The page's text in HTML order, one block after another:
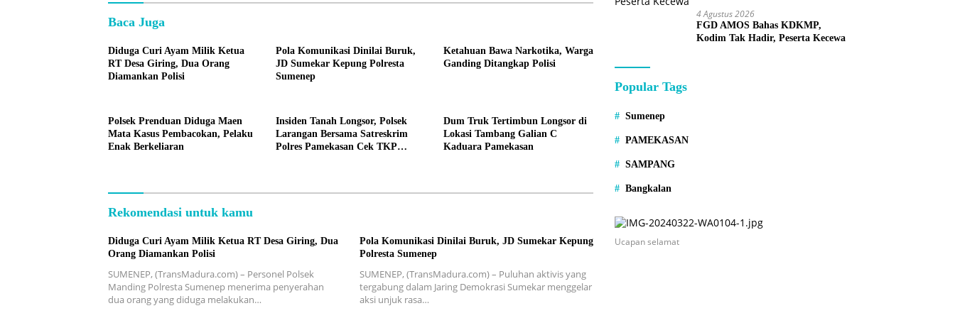
Baca Juga
Diduga Curi Ayam Milik Ketua
RT Desa Giring, Dua Orang
Diamankan Polisi
Pola Komunikasi Dinilai Buruk,
JD Sumekar Kepung Polresta
Sumenep
Ketahuan Bawa Narkotika, Warga
Ganding Ditangkap Polisi
Polsek Prenduan Diduga Maen
Mata Kasus Pembacokan, Pelaku
Enak Berkeliaran
Insiden Tanah Longsor, Polsek
Larangan Bersama Satreskrim
Polres Pamekasan Cek TKP
Dum Truk Tertimbun Longsor di
Lokasi Tambang Galian C
Kaduara Pamekasan
Rekomendasi untuk kamu
Diduga Curi Ayam Milik Ketua RT Desa Giring, Dua
Orang Diamankan Polisi
SUMENEP, (TransMadura.com) – Personel Polsek
Manding Polresta Sumenep menerima penyerahan
dua orang yang diduga melakukan…
Pola Komunikasi Dinilai Buruk, JD Sumekar Kepung
Polresta Sumenep
SUMENEP, (TransMadura.com) – Puluhan aktivis yang
tergabung dalam Jaring Demokrasi Sumekar menggelar
aksi unjuk rasa…
4 Agustus 2026
FGD AMOS Bahas KDKMP,
Kodim Tak Hadir, Peserta Kecewa
Popular Tags
Sumenep
PAMEKASAN
SAMPANG
Bangkalan
Ucapan selamat